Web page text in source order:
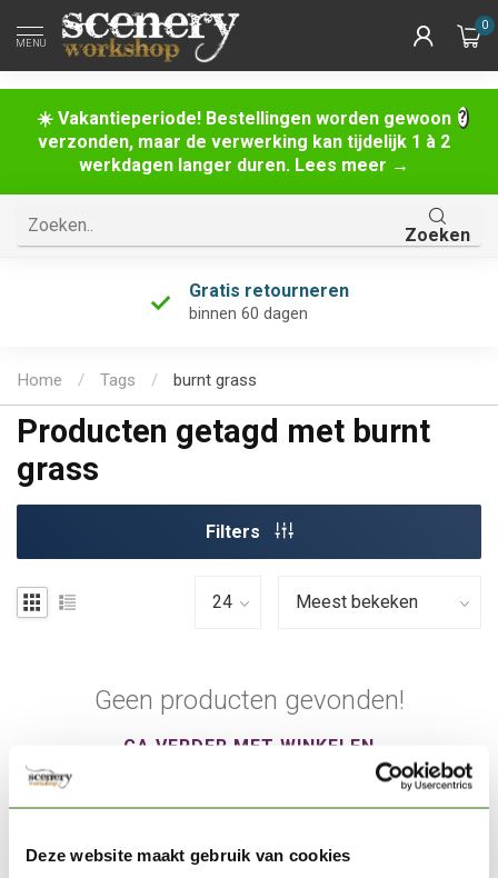
Deze website maakt gebruik van cookies
☀️ Vakantieperiode! Bestellingen worden gewoon
verzonden, maar de verwerking kan tijdelijk 1 à 2
werkdagen langer duren. Lees meer →
MENU
0
Zoeken
Gratis retourneren
binnen 60 dagen
Home / Tags / burnt grass
Producten getagd met burnt
grass
Filters
Geen producten gevonden!
GA VERDER MET WINKELEN